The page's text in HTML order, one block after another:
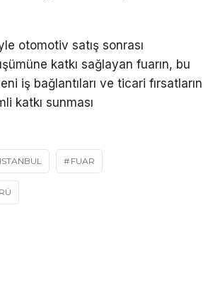
otomotiv satış sonrası
katkı sağlayan fuarın, bu
iş bağlantıları ve ticari fırsatların
katkı sunması
FUAR